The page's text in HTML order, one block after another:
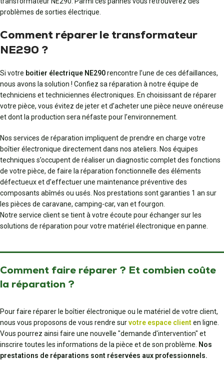
problèmes de sorties électrique.
Comment réparer le transformateur
NE290 ?
Si votre boitier électrique NE290rencontre l’une de ces défaillances,
nous avons la solution ! Confiez sa réparation à notre équipe de
techniciens et techniciennes électroniques. En choisissant de réparer
votre pièce, vous évitez de jeter et d’acheter une pièce neuve onéreuse
et dont la production sera néfaste pour l’environnement.
Nos services de réparation impliquent de prendre en charge votre
boîtier électronique directement dans nos ateliers. Nos équipes
techniques s’occupent de réaliser un diagnostic complet des fonctions
de votre pièce, de faire la réparation fonctionnelle des éléments
défectueux et d’effectuer une maintenance préventive des
composants abîmés ou usés. Nos prestations sont garanties 1 an sur
les pièces de caravane, camping-car, van et fourgon.
Notre service client se tient à votre écoute pour échanger sur les
solutions de réparation pour votre matériel électronique en panne.
Comment faire réparer ? Et combien coûte
la réparation ?
Pour faire réparer le boîtier électronique ou le matériel de votre client,
nous vous proposons de vous rendre survotre espace clienten ligne.
Vous pourrez ainsi faire une nouvelle "demande d'intervention" et
inscrire toutes les informations de la pièce et de son problème. Nos
prestations de réparations sont réservées aux professionnels.